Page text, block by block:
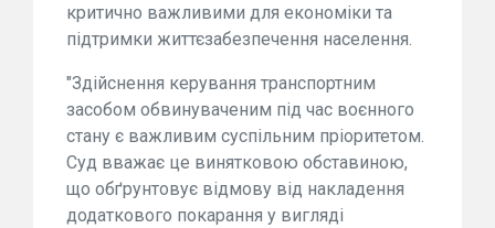
критично важливими для економіки та
підтримки життєзабезпечення населення.
"Здійснення керування транспортним
засобом обвинуваченим під час воєнного
стану є важливим суспільним пріоритетом.
Суд вважає це винятковою обставиною,
що обґрунтовує відмову від накладення
додаткового покарання у вигляді